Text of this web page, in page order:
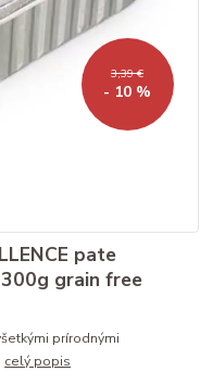
3,39 €
- 10 %
pate
grain free
prírodnými
celý popis